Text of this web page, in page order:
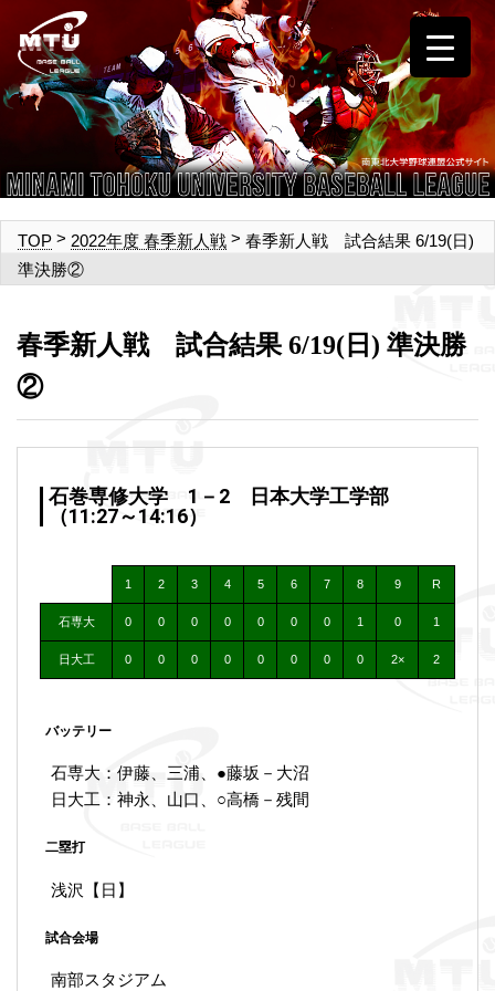
TOP > 2022年度 春季新人戦 > 春季新人戦 試合結果 6/19(日)
準決勝②
春季新人戦 試合結果 6/19(日) 準決勝
②
石巻専修大学 1－2 日本大学工学部
（11:27～14:16）
1 2 3 4 5 6 7 8 9 R
石専大 0 0 0 0 0 0 0 1 0 1
日大工 0 0 0 0 0 0 0 0 2× 2
バッテリー
石専大：伊藤、三浦、●藤坂－大沼
日大工：神永、山口、○高橋－残間
二塁打
浅沢【日】
試合会場
南部スタジアム